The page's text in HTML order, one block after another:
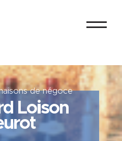
de négoce
Loison